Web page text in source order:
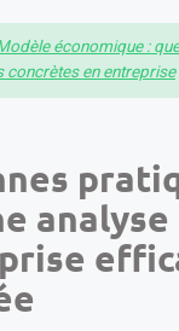
économique :
en entreprise
analyse